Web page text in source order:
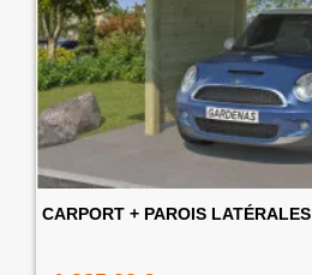
CARPORT + PAROIS LATÉRALES